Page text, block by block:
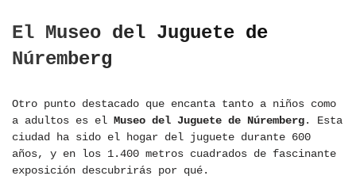
El Museo del Juguete de
Núremberg
Otro punto destacado que encanta tanto a niños como
a adultos es el Museo del Juguete de Núremberg. Esta
ciudad ha sido el hogar del juguete durante 600
años, y en los 1.400 metros cuadrados de fascinante
exposición descubrirás por qué.